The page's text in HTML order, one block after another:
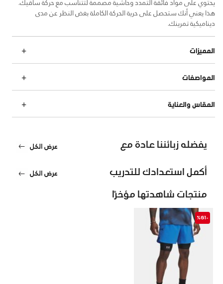
هذا يعني أنك ستحصل على حرية الحركة الكاملة بغض النظر عن مدى
ديناميكية تمرينك.
المميزات
المواصفات
المقاس والعناية
يفضله زبائننا عادة مع عرض الكل
أكمل استعدادك للتدريب عرض الكل
منتجات شاهدتها مؤخرًا
-%61